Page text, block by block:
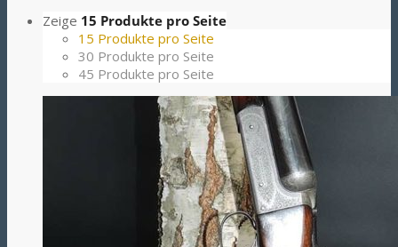
Zeige 15 Produkte pro Seite
15 Produkte pro Seite
30 Produkte pro Seite
45 Produkte pro Seite